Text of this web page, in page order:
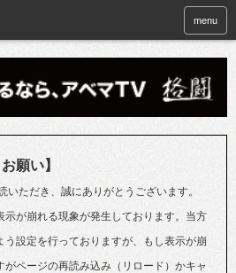
menu
願い】
いただき、誠にありがとうございます。
示が崩れる現象が発生しております。当方
設定を行っておりますが、もし表示が崩
ページの再読み込み（リロード）かキャ